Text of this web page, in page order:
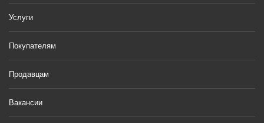
Услуги
Покупателям
Продавцам
Вакансии